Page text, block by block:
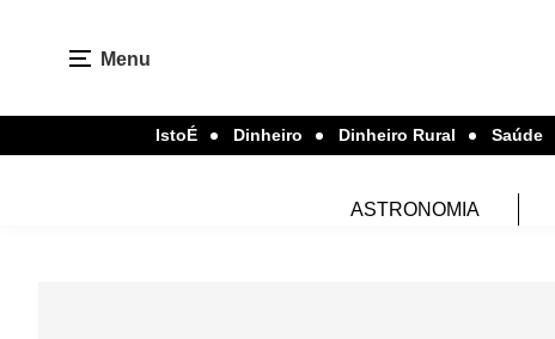
Menu
IstoÉ Dinheiro Dinheiro Rural Saúde
ASTRONOMIA